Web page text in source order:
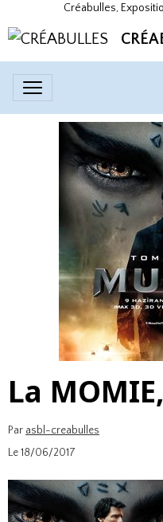
Créabulles,
La
Par asbl-creabulles
Le 18/06/2017